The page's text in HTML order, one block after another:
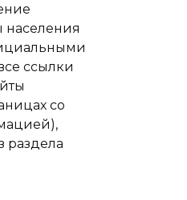
населения
ссылки
со
раздела